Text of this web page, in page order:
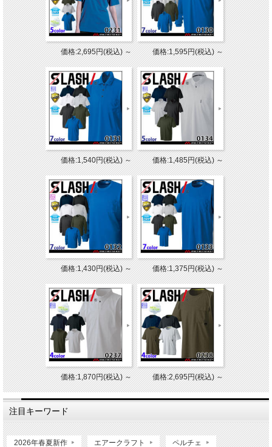
価格:2,695円(税込)～ 価格:1,595円(税込)～
価格:1,540円(税込)～ 価格:1,485円(税込)～
価格:1,430円(税込)～ 価格:1,375円(税込)～
価格:1,870円(税込)～ 価格:2,695円(税込)～
注目キーワード
2026年春夏新作 エアークラフト ペルチェ